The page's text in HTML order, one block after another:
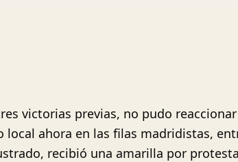
victorias previas, no pudo
ahora en las filas madridistas,
recibió una amarilla por